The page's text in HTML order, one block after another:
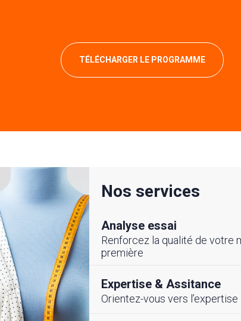
TÉLÉCHARGER LE PROGRAMME
Nos services
Analyse essai
Renforcez la qualité de votre
première
Expertise & Assitance
Orientez-vous vers l’expertise